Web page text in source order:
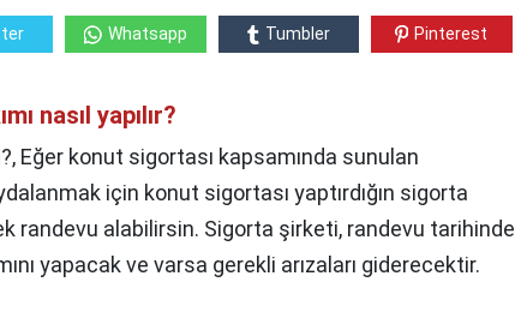
Whatsapp Tumbler Pinterest
nasıl yapılır?
Eğer konut sigortası kapsamında sunulan
için konut sigortası yaptırdığın sigorta
randevu alabilirsin. Sigorta şirketi, randevu tarihinde
yapacak ve varsa gerekli arızaları giderecektir.